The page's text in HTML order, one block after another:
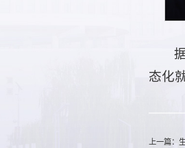
态化
上一篇：